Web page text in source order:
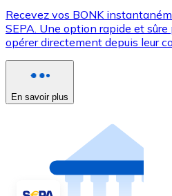
Recevez vos BONK
SEPA. Une option rapide et
opérer directement depuis leur
En savoir plus